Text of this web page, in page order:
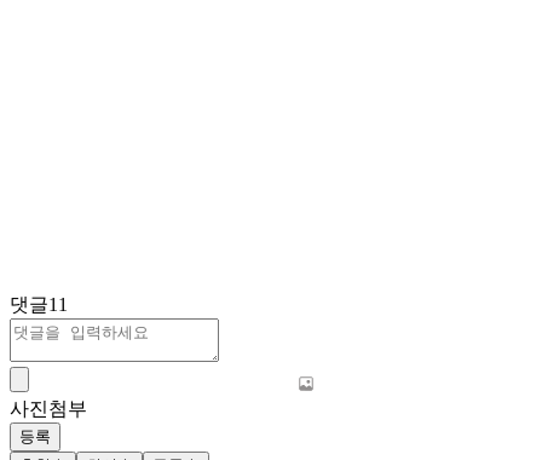
댓글11
사진첨부
등록